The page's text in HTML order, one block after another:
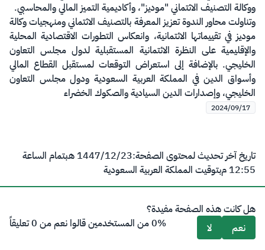
ووكالة التصنيف الائتماني "موديز"، وأكاديمية التميز المالي والمحاسبي.
وتناولت محاور الندوة تعزيز المعرفة بالتصنيف الائتماني ومنهجيات وكالة
موديز في تقييماتها الائتمانية، وانعكاس التطورات الاقتصادية المحلية
والإقليمية على النظرة الائتمانية المستقبلية لدول مجلس التعاون
الخليجي. بالإضافة إلى استعراض التوقعات لمستقبل القطاع المالي
وأسواق الدين في المملكة العربية السعودية ودول مجلس التعاون
الخليجي، وإصدارات الدين السيادية والصكوك الخضراء
2024/09/17
تاريخ آخر تحديث لمحتوى الصفحة:23‏/12‏/1447 هـ
بتمام الساعة
12:55 م
بتوقيت المملكة العربية السعودية
هل كانت هذه الصفحة مفيدة؟
نعم
لا 0% من المستخدمين قالوا نعم من 0 تعليقاً